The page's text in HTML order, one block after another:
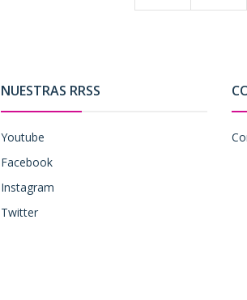
NUESTRAS RRSS
Youtube
Facebook
Instagram
Twitter